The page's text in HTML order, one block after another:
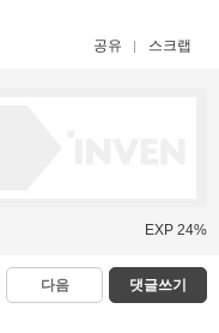
공유 스크랩
EXP 24%
다음 댓글쓰기